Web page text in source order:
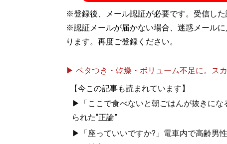
※登録後、メール認証が必要です。受信し
※認証メールが届かない場合、迷惑メール
ります。再度ご登録ください。
▶ ベタつき・乾燥・ボリューム不足に。ス
【今この記事も読まれています】
▶「ここで食べないと朝ごはんが抜きに
られた“正論”
▶「座っていいですか?」電車内で高齢男